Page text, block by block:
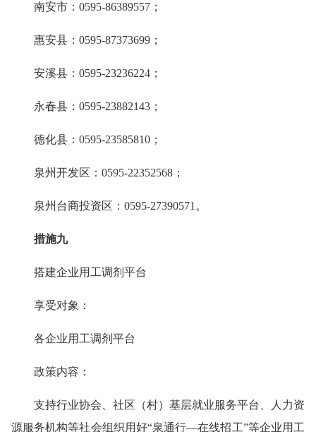
南安市：0595-86389557；
惠安县：0595-87373699；
安溪县：0595-23236224；
永春县：0595-23882143；
德化县：0595-23585810；
泉州开发区：0595-22352568；
泉州台商投资区：0595-27390571。
措施九
搭建企业用工调剂平台
享受对象：
各企业用工调剂平台
政策内容：
支持行业协会、社区（村）基层就业服务平台、人力资
源服务机构等社会组织用好“泉通行—在线招工”等企业用工